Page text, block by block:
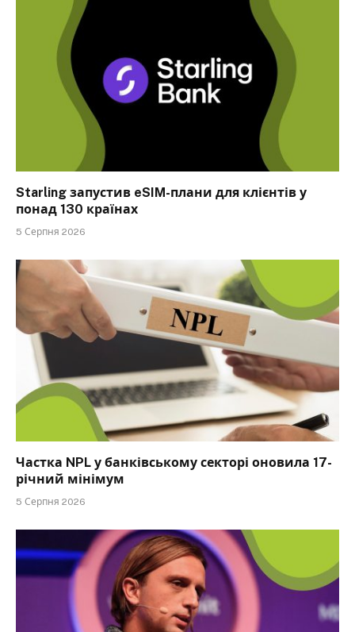
Starling запустив eSIM-плани для клієнтів у
понад 130 країнах
5 Серпня 2026
Частка NPL у банківському секторі оновила 17-
річний мінімум
5 Серпня 2026